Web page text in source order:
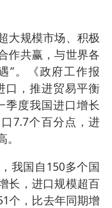
大规模市场、积极
作共赢，与世界各
”。《政府工作报
口，推进贸易平衡
季度我国进口增长
7.7个百分点，进
我国自150多个国
长，进口规模超百
个，比去年同期增